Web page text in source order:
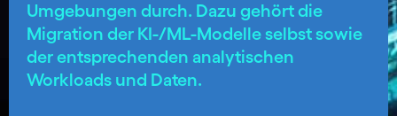
Umgebungen durch. Dazu gehört die
Migration der KI-/ML-Modelle selbst sowie
der entsprechenden analytischen
Workloads und Daten.